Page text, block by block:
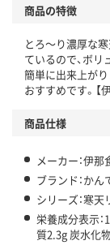
商品の特徴
とろ～り濃厚な
ているので、ボ
簡単に出来上が
おすすめです。【
商品仕様
メーカー：伊那
ブランド：かん
シリーズ：寒天
栄養成分表示：
質2.3g 炭水化